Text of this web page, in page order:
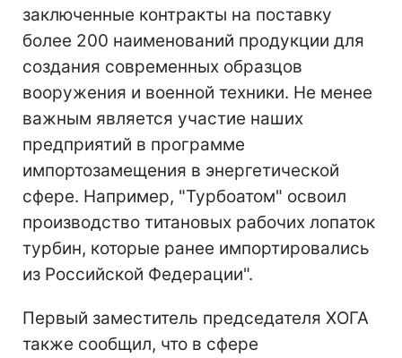
заключенные контракты на поставку
более 200 наименований продукции для
создания современных образцов
вооружения и военной техники. Не менее
важным является участие наших
предприятий в программе
импортозамещения в энергетической
сфере. Например, "Турбоатом" освоил
производство титановых рабочих лопаток
турбин, которые ранее импортировались
из Российской Федерации".
Первый заместитель председателя ХОГА
также сообщил, что в сфере